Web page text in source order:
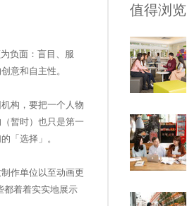
负面：盲目、服
意和自主性。
构，要把一个人物
暂时）也只是第一
「选择」。
作单位以至动画更
都着着实实地展示
值得浏览